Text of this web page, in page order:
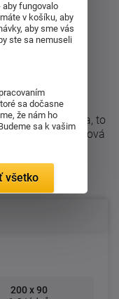
a bez potenia, to
Skladba: Fialová
200 x 90
aby fungovalo
v košíku, aby
aby sme vás
ste sa nemuseli
sa dočasne
že nám ho
sa k vašim
všetko